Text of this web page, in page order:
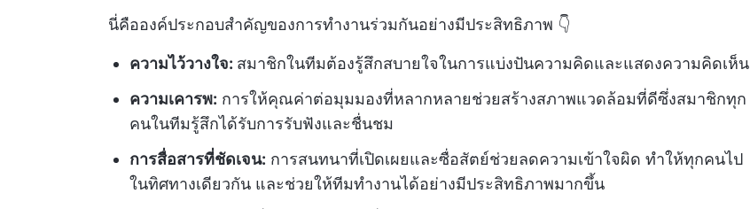
นี่คือองค์ประกอบสำคัญของการทำงานร่วมกันอย่างมีประสิทธิภาพ 👇
ความไว้วางใจ: สมาชิกในทีมต้องรู้สึกสบายใจในการแบ่งปันความคิดและแสดงความคิดเห็น
ความเคารพ: การให้คุณค่าต่อมุมมองที่หลากหลายช่วยสร้างสภาพแวดล้อมที่ดีซึ่งสมาชิกทุก
คนในทีมรู้สึกได้รับการรับฟังและชื่นชม
การสื่อสารที่ชัดเจน: การสนทนาที่เปิดเผยและซื่อสัตย์ช่วยลดความเข้าใจผิด ทำให้ทุกคนไป
ในทิศทางเดียวกัน และช่วยให้ทีมทำงานได้อย่างมีประสิทธิภาพมากขึ้น